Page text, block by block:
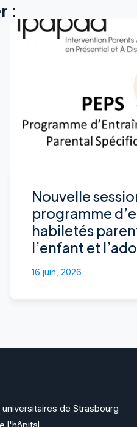
:
Nouvelle
programme
habiletés
l’enfant et
16 juin, 2026
de Strasbourg